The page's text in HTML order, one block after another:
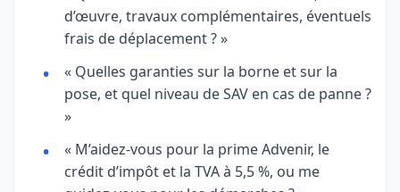
d’œuvre, travaux complémentaires, éventuels
frais de déplacement ? »
« Quelles garanties sur la borne et sur la
pose, et quel niveau de SAV en cas de panne ?
»
« M’aidez-vous pour la prime Advenir, le
crédit d’impôt et la TVA à 5,5 %, ou me